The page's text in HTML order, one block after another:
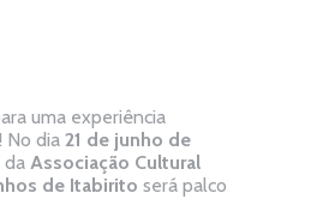
uma experiência
No dia 21 de junho de
da Associação Cultural
de Itabirito será palco